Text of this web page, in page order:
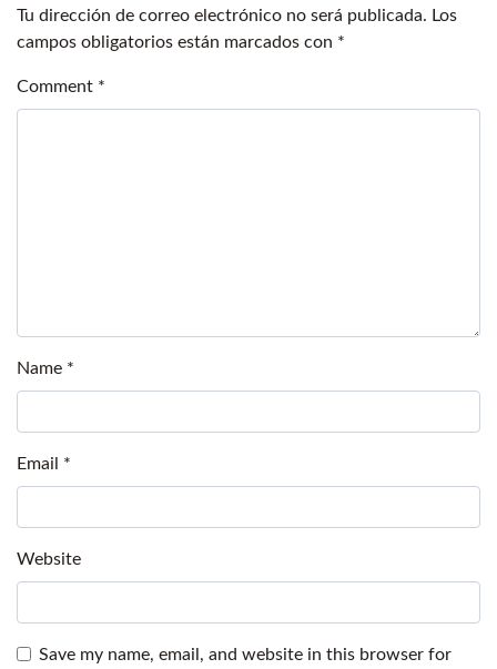
Tu dirección de correo electrónico no será publicada. Los
campos obligatorios están marcados con *
Comment *
Name *
Email *
Website
Save my name, email, and website in this browser for